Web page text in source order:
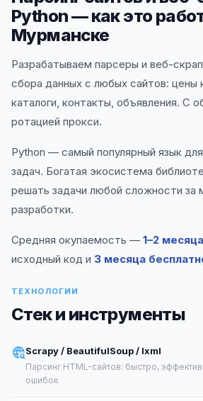
Python — как это
Мурманске
Разрабатываем парсеры и веб-
сбора данных с любых сайтов: цены
каталоги, контакты, объявления. С
ротацией прокси.
Python — самый популярный язык
задач. Богатая экосистема
решать задачи любой сложности за
разработки.
Средняя окупаемость — 1–2 месяца
исходный код и 3 месяца
ТЕХНОЛОГИИ
Стек и инструменты
Scrapy / BeautifulSoup / lxml
Парсинг HTML-сайтов: быстро,
ошибок